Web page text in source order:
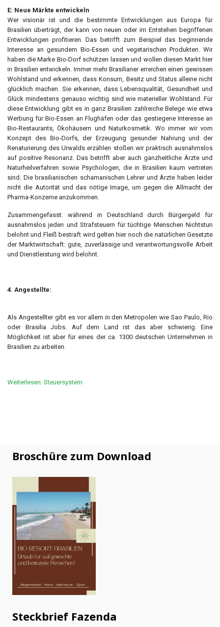
E: Neue Märkte entwickeln
Wer visionär ist und die bestimmte Entwicklungen aus Europa für
Brasilien überträgt, der kann von neuen oder im Entstehen begriffenen
Entwicklungen profitieren. Das betrifft zum Beispiel das beginnende
Interesse an gesundem Bio-Essen und vegetarischen Produkten. Wir
haben die Marke Bio-Dorf schützen lassen und wollen diesen Markt hier
in Brasilien entwickeln. Immer mehr Brasilianer erreichen einen gewissen
Wohlstand und erkennen, dass Konsum, Besitz und Status alleine nicht
glücklich machen. Sie erkennen, dass Lebensqualität, Gesundheit und
Glück mindestens genauso wichtig sind wie materieller Wohlstand. Für
diese Entwicklung gibt es in ganz Brasilien zahlreiche Belege wie etwa
Werbung für Bio-Essen an Flughäfen oder das gestiegene Interesse an
Bio-Restaurants, Ökohäusern und Naturkosmetik. Wo immer wir vom
Konzept des Bio-Dorfs, der Erzeugung gesunder Nahrung und der
Renaturierung des Urwalds erzählen stoßen wir praktisch ausnahmslos
auf positive Resonanz. Das betrifft aber auch ganzheitliche Ärzte und
Naturheilverfahren sowie Psychologen, die in Brasilien kaum vertreten
sind. Die brasilianischen schamanischen Lehrer und Ärzte haben leider
nicht die Autorität und das nötige Image, um gegen die Allmacht der
Pharma-Konzerne anzukommen.
Zusammengefasst: während in Deutschland durch Bürgergeld für
ausnahmslos jeden und Strafsteuern für tüchtige Menschen Nichtstun
belohnt und Fleiß bestraft wird gelten hier noch die natürlichen Gesetzte
der Marktwirtschaft: gute, zuverlässige und verantwortungsvolle Arbeit
und Dienstleistung wird belohnt.
4. Angestellte:
Als Angestellter gibt es vor allem in den Metropolen wie Sao Paulo, Rio
oder Brasilia Jobs. Auf dem Land ist das aber schwierig. Eine
Möglichkeit ist aber für eines der ca. 1300 deutschen Unternehmen in
Brasilien zu arbeiten.
Weiterlesen: Steuersystem
Broschüre zum Download
Steckbrief Fazenda